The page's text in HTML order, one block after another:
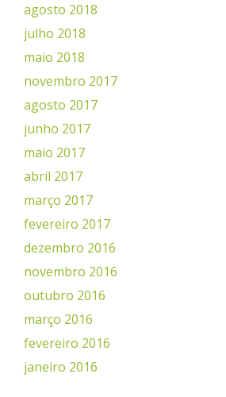
agosto 2018
julho 2018
maio 2018
novembro 2017
agosto 2017
junho 2017
maio 2017
abril 2017
março 2017
fevereiro 2017
dezembro 2016
novembro 2016
outubro 2016
março 2016
fevereiro 2016
janeiro 2016